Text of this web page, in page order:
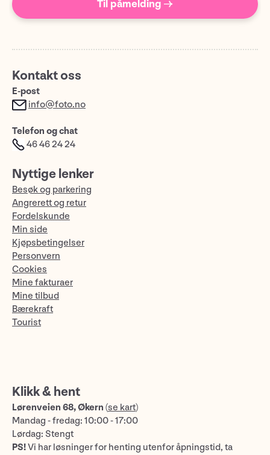
Til påmelding →
Kontakt oss
E-post
info@foto.no
Telefon og chat
46 46 24 24
Nyttige lenker
Besøk og parkering
Angrerett og retur
Fordelskunde
Min side
Kjøpsbetingelser
Personvern
Cookies
Mine fakturaer
Mine tilbud
Bærekraft
Tourist
Klikk & hent
Lørenveien 68, Økern (se kart)
Mandag - fredag: 10:00 - 17:00
Lørdag: Stengt
PS!Vi har løsninger for henting utenfor åpningstid, ta